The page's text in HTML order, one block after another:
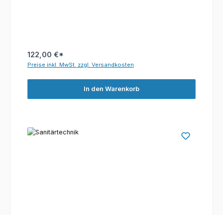
122,00 €*
Preise inkl. MwSt. zzgl. Versandkosten
In den Warenkorb